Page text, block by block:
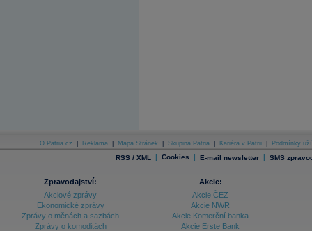
O Patria.cz Reklama Mapa Stránek Skupina Patria Kariéra v Patrii Podmínky
RSS / XML | Cookies | E-mail newsletter | SMS
Zpravodajství:
Akciové zprávy
Ekonomické zprávy
Zprávy o měnách a sazbách
Zprávy o komoditách
Akcie:
Akcie ČEZ
Akcie NWR
Akcie Komerční banka
Akcie Erste Bank